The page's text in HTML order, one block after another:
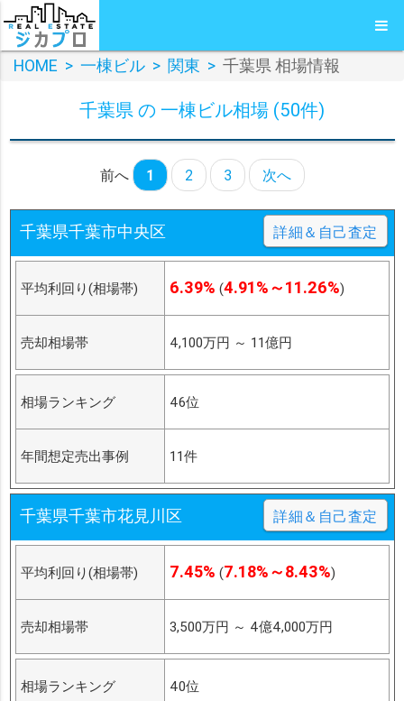
HOME > 一棟ビル > 関東 > 千葉県 相場情報
千葉県 の 一棟ビル相場 (50件)
前へ 1 2 3 次へ
千葉県千葉市中央区 詳細＆自己査定
平均利回り(相場帯) 6.39% (4.91%～11.26%)
売却相場帯 4,100万円 ～ 11億円
相場ランキング 46位
年間想定売出事例 11件
千葉県千葉市花見川区 詳細＆自己査定
平均利回り(相場帯) 7.45% (7.18%～8.43%)
売却相場帯 3,500万円 ～ 4億4,000万円
相場ランキング 40位